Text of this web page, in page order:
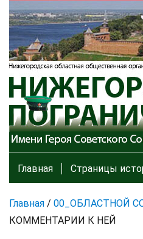
Главная Страницы
Главная / 00_ОБЛАСТНОЙ
КОММЕНТАРИИ К НЕЙ